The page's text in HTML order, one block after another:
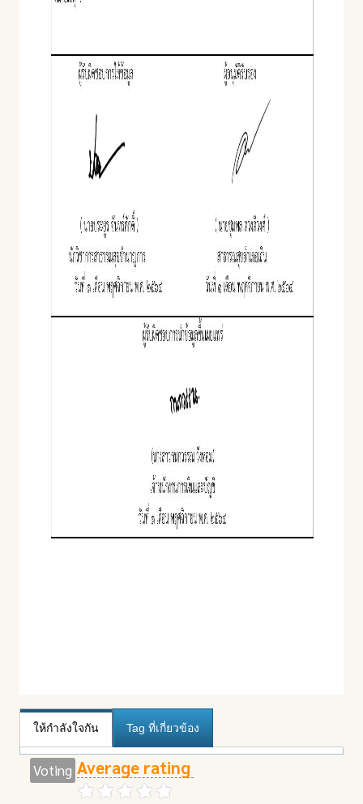
ให้กำลังใจกัน Tag ที่เกี่ยวข้อง
Voting Average rating